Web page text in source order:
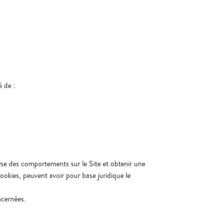
de :
des comportements sur le Site et obtenir une
peuvent avoir pour base juridique le